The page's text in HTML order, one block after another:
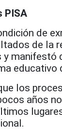
PISA
de
de la
y manifestó
educativo
los
años